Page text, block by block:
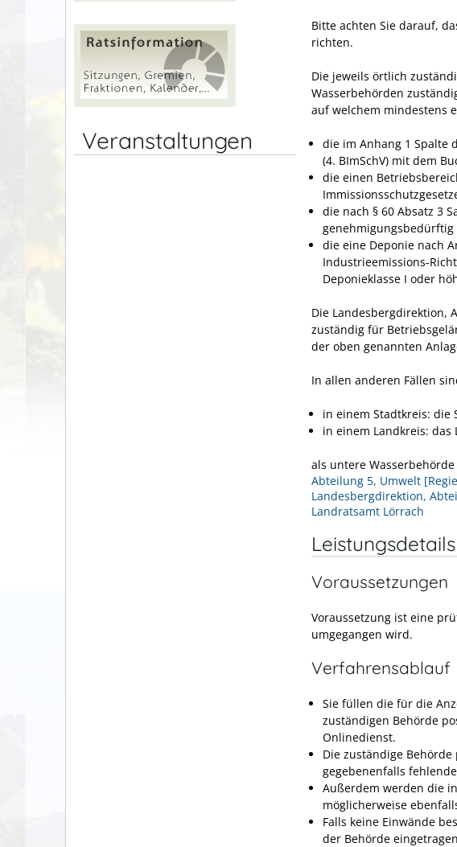
Veranstaltungen
Bitte achten Sie darauf,
richten.
Die jeweils örtlich
Wasserbehörden
auf welchem mindestens
die im Anhang 1 Spalte
(4. BImSchV) mit dem
die einen
die nach § 60 Absatz 3
genehmigungsbedürftig
die eine Deponie nach
Industrieemissions-
Deponieklasse I oder
Die Landesbergdirektion,
zuständig für
der oben genannten
In allen anderen Fällen
in einem Stadtkreis: die
in einem Landkreis: das
als untere
Abteilung 5, Umwelt
Landesbergdirektion,
Landratsamt Lörrach
Leistungsdetails
Voraussetzungen
Voraussetzung ist eine
umgegangen wird.
Verfahrensablauf
Sie füllen die für die
zuständigen Behörde
Onlinedienst.
Die zuständige
gegebenenfalls
Außerdem werden die
möglicherweise
Falls keine Einwände
der Behörde